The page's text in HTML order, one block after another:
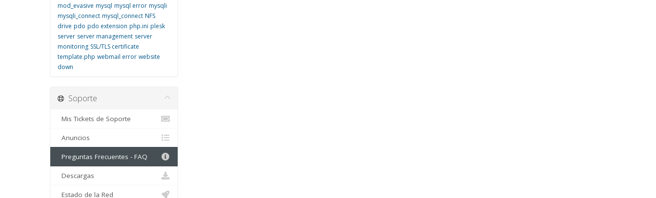
mod_evasive mysql mysql error mysqli
mysqli_connect mysql_connect NFS
drive pdo pdo extension php.ini plesk
server server management server
monitoring SSL/TLS certificate
template.php webmail error website
down
Soporte
Mis Tickets de Soporte
Anuncios
Preguntas Frecuentes - FAQ
Descargas
Estado de la Red